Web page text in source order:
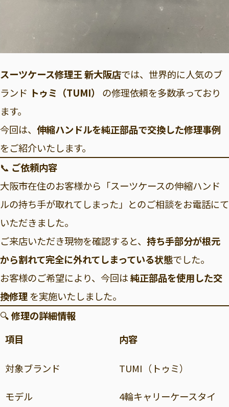
スーツケース修理王 新大阪店では、世界的に人気のブ
ランド トゥミ（TUMI）
の修理依頼を多数承っており
ます。
今回は、 伸縮ハンドルを純正部品で交換した修理事例
をご紹介いたします。
📞 ご依頼内容
大阪市在住のお客様から「スーツケースの伸縮ハンド
ルの持ち手が取れてしまった」とのご相談をお電話にて
いただきました。
ご来店いただき現物を確認すると、 持ち手部分が根元
から割れて完全に外れてしまっている状態でした。
お客様のご希望により、今回は純正部品を使用した交
換修理を実施いたしました。
🔍修理の詳細情報
項目
内容
対象ブランド TUMI（トゥミ）
モデル
4輪キャリーケースタイ